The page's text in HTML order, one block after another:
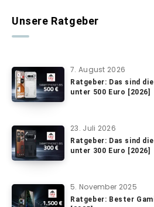
Unsere Ratgeber
7. August 2026
Ratgeber: Das sind
unter 500 Euro [2026]
23. Juli 2026
Ratgeber: Das sind
unter 300 Euro [2026]
5. November 2025
Ratgeber: Bester